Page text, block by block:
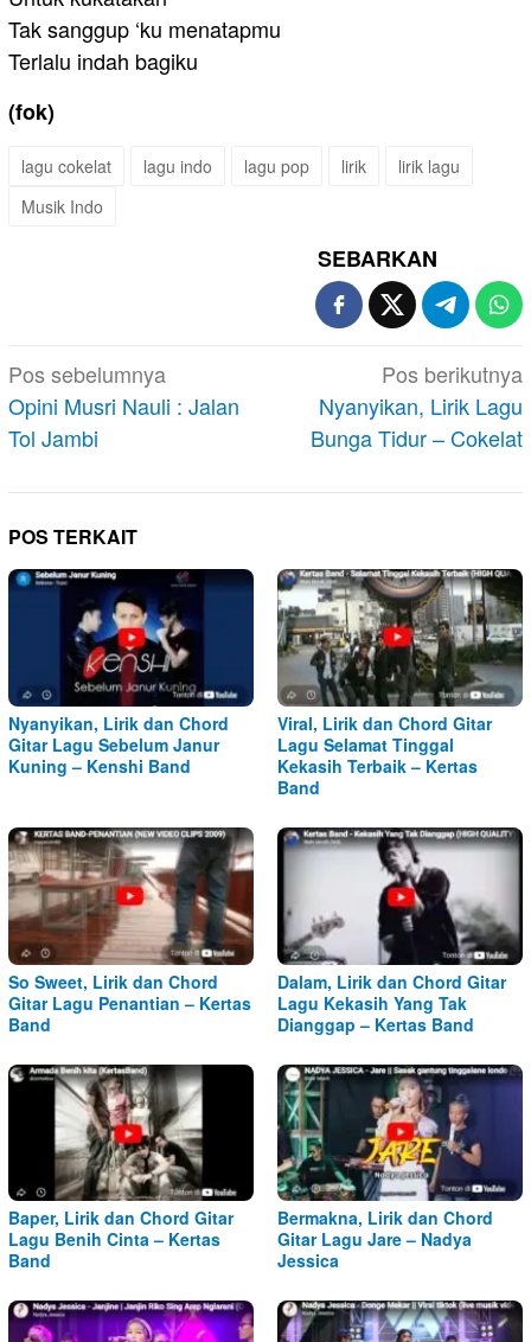
Tak sanggup ‘ku menatapmu
Terlalu indah bagiku
(fok)
lagu cokelat lagu indo lagu pop lirik
lirik lagu
Musik Indo
SEBARKAN
Navigasi
pos
Pos sebelumnya
Opini Musri Nauli : Jalan
Tol Jambi
Pos berikutnya
Nyanyikan, Lirik Lagu
Bunga Tidur – Cokelat
POS TERKAIT
Nyanyikan, Lirik dan Chord
Gitar Lagu Sebelum Janur
Kuning – Kenshi Band
Viral, Lirik dan Chord Gitar
Lagu Selamat Tinggal
Kekasih Terbaik – Kertas
Band
So Sweet, Lirik dan Chord
Gitar Lagu Penantian – Kertas
Band
Dalam, Lirik dan Chord Gitar
Lagu Kekasih Yang Tak
Dianggap – Kertas Band
Baper, Lirik dan Chord Gitar
Lagu Benih Cinta – Kertas
Band
Bermakna, Lirik dan Chord
Gitar Lagu Jare – Nadya
Jessica